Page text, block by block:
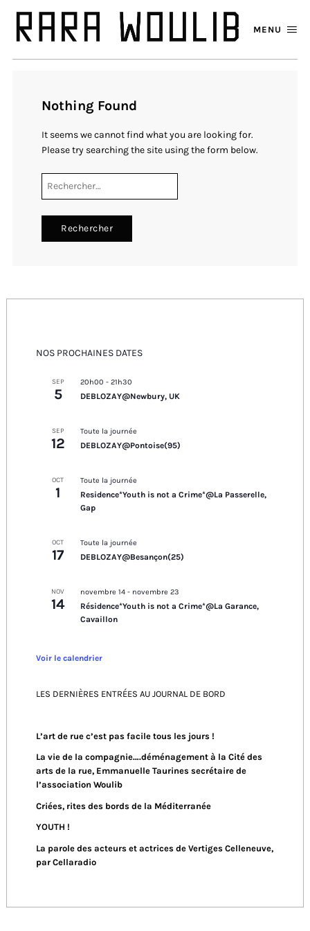
MENU
Nothing Found
It seems we cannot find what you are looking for.
Please try searching the site using the form below.
Rechercher :
NOS PROCHAINES DATES
SEP
5
20h00 - 21h30
DEBLOZAY@Newbury, UK
SEP
12
Toute la journée
DEBLOZAY@Pontoise(95)
OCT
1
Toute la journée
Residence*Youth is not a Crime*@La Passerelle,
Gap
OCT
17
Toute la journée
DEBLOZAY@Besançon(25)
NOV
14
novembre 14- novembre 23
Résidence*Youth is not a Crime*@La Garance,
Cavaillon
Voir le calendrier
LES DERNIÈRES ENTRÉES AU JOURNAL DE BORD
L’art de rue c’est pas facile tous les jours !
La vie de la compagnie….déménagement à la Cité des
arts de la rue, Emmanuelle Taurines secrétaire de
l’association Woulib
Criées, rites des bords de la Méditerranée
YOUTH !
La parole des acteurs et actrices de Vertiges Celleneuve,
par Cellaradio